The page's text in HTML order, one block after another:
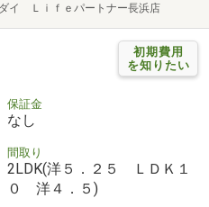
ダイ Ｌｉｆｅパートナー長浜店
初期費用
を知りたい
保証金
なし
間取り
2LDK(洋５．２５ ＬＤＫ１
０ 洋４．５)